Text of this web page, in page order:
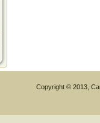
Copyright © 2013,